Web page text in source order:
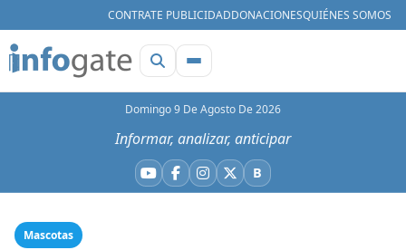
CONTRATE PUBLICIDADDONACIONESQUIÉNES SOMOS
Domingo 9 De Agosto De 2026
Informar, analizar, anticipar
YouTube
Facebook
Instagram
X BBluesky
Mascotas